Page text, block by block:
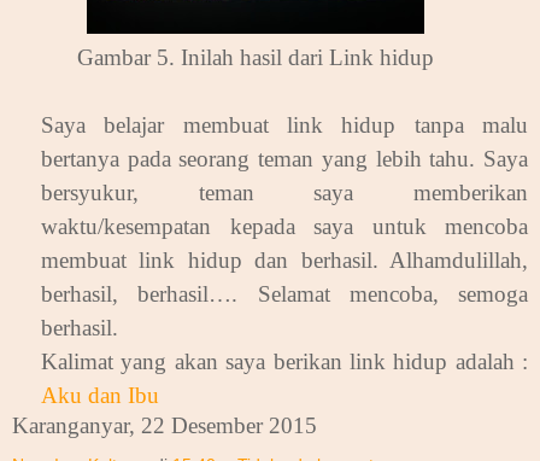
Gambar 5. Inilah hasil dari Link hidup
Saya belajar membuat link hidup tanpa malu
bertanya pada seorang teman yang lebih tahu. Saya
bersyukur, teman saya memberikan
waktu/kesempatan kepada saya untuk mencoba
membuat link hidup dan berhasil. Alhamdulillah,
berhasil, berhasil…. Selamat mencoba, semoga
berhasil.
Kalimat yang akan saya berikan link hidup adalah :
Aku dan Ibu
Karanganyar, 22 Desember 2015